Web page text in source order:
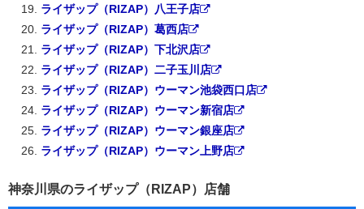
ライザップ（RIZAP）八王子店
ライザップ（RIZAP）葛西店
ライザップ（RIZAP）下北沢店
ライザップ（RIZAP）二子玉川店
ライザップ（RIZAP）ウーマン池袋西口店
ライザップ（RIZAP）ウーマン新宿店
ライザップ（RIZAP）ウーマン銀座店
ライザップ（RIZAP）ウーマン上野店
神奈川県のライザップ（RIZAP）店舗